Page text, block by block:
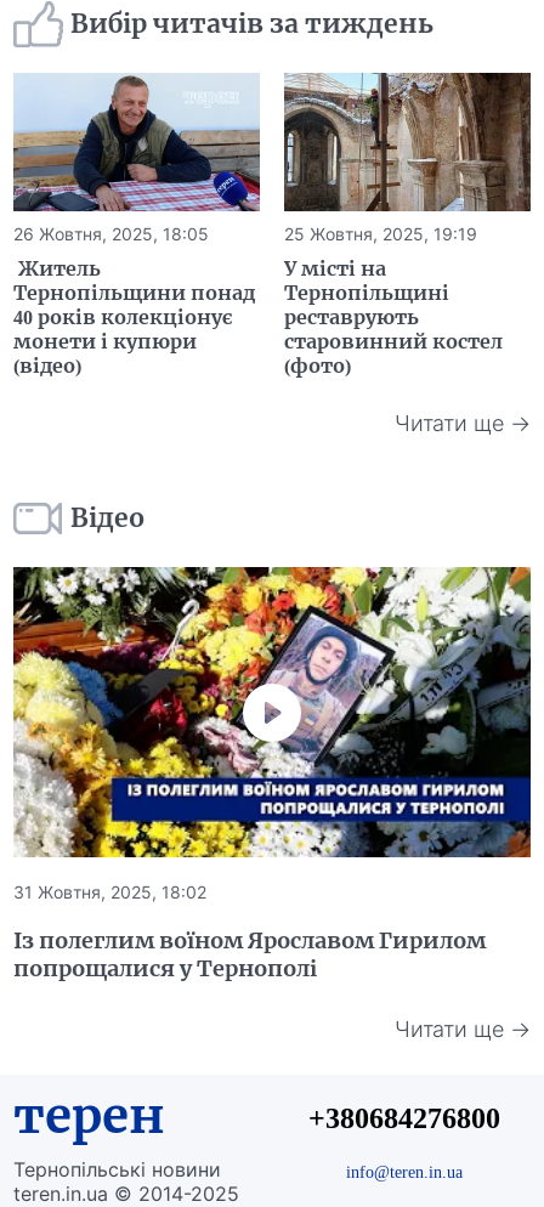
Вибір читачів за тиждень
26 Жовтня, 2025, 18:05
Житель
Тернопільщини понад
40 років колекціонує
монети і купюри
(відео)
25 Жовтня, 2025, 19:19
У місті на
Тернопільщині
реставрують
старовинний костел
(фото)
Читати ще →
Відео
31 Жовтня, 2025, 18:02
Із полеглим воїном Ярославом Гирилом
попрощалися у Тернополі
Читати ще →
терен
Тернопільські новини
teren.in.ua © 2014-2025
+380684276800
info@teren.in.ua